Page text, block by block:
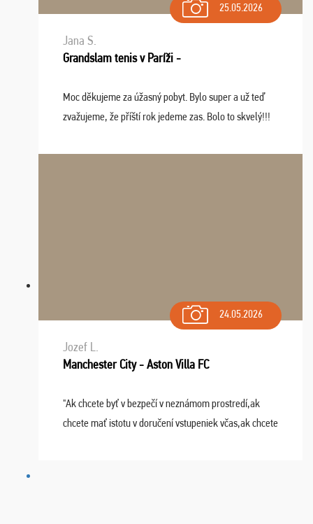
25.05.2026
Jana S.
Grandslam tenis v Paríži -
Moc děkujeme za úžasný pobyt. Bylo super a už teď
zvažujeme, že příští rok jedeme zas. Bolo to skvelý!!!
24.05.2026
Jozef L.
Manchester City - Aston Villa FC
"Ak chcete byť v bezpečí v neznámom prostredí,ak
chcete mať istotu v doručení vstupeniek včas,ak chcete